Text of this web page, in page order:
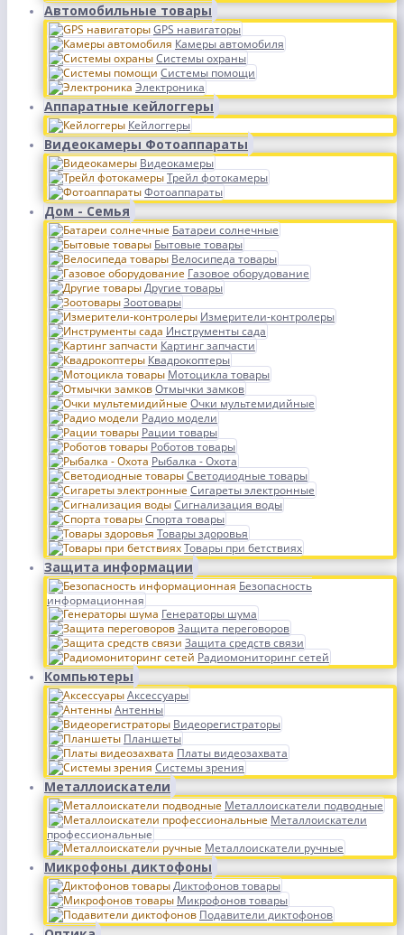
Автомобильные товары
GPS навигаторы
Камеры автомобиля
Системы охраны
Системы помощи
Электроника
Аппаратные кейлоггеры
Кейлоггеры
Видеокамеры Фотоаппараты
Видеокамеры
Трейл фотокамеры
Фотоаппараты
Дом - Семья
Батареи солнечные
Бытовые товары
Велосипеда товары
Газовое оборудование
Другие товары
Зоотовары
Измерители-контролеры
Инструменты сада
Картинг запчасти
Квадрокоптеры
Мотоцикла товары
Отмычки замков
Очки мультемидийные
Радио модели
Рации товары
Роботов товары
Рыбалка - Охота
Светодиодные товары
Сигареты электронные
Сигнализация воды
Спорта товары
Товары здоровья
Товары при бетствиях
Защита информации
Безопасность
информационная
Генераторы шума
Защита переговоров
Защита средств связи
Радиомониторинг сетей
Компьютеры
Аксессуары
Антенны
Видеорегистраторы
Планшеты
Платы видеозахвата
Системы зрения
Металлоискатели
Металлоискатели подводные
Металлоискатели
профессиональные
Металлоискатели ручные
Микрофоны диктофоны
Диктофонов товары
Микрофонов товары
Подавители диктофонов